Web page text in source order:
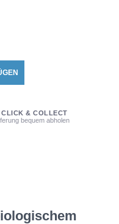
CLICK & COLLECT
bequem abholen